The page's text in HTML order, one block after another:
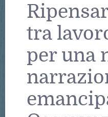
tra
per una